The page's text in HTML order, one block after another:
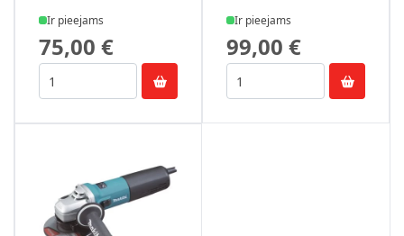
Ir pieejams
75,00 €
Ir pieejams
99,00 €